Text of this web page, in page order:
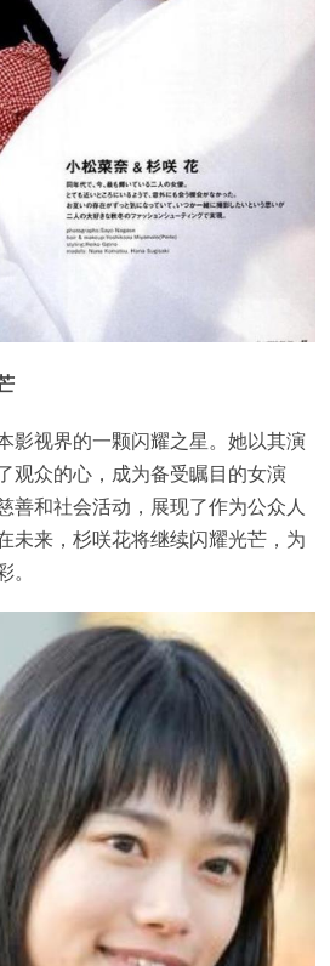
影视界的一颗闪耀之星。她以其演
观众的心，成为备受瞩目的女演
善和社会活动，展现了作为公众人
未来，杉咲花将继续闪耀光芒，为